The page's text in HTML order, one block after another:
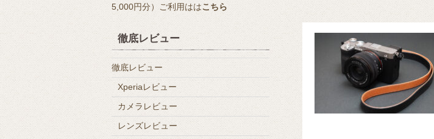
5,000円分）ご利用ははこちら
徹底レビュー
徹底レビュー
Xperiaレビュー
カメラレビュー
レンズレビュー